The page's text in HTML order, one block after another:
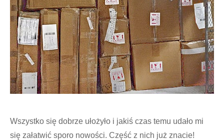
Wszystko się dobrze ułożyło i jakiś czas temu udało mi
się załatwić sporo nowości. Część z nich już znacie!